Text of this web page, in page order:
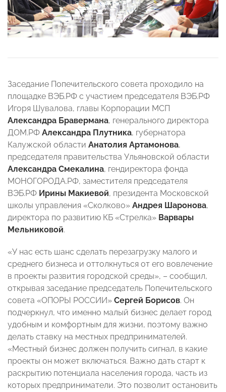
Заседание Попечительского совета проходило на
площадке ВЭБ.РФ с участием председателя ВЭБ.РФ
Игоря Шувалова, главы Корпорации МСП
Александра Бравермана, генерального директора
ДОМ.РФ Александра Плутника, губернатора
Калужской области Анатолия Артамонова,
председателя правительства Ульяновской области
Александра Смекалина, гендиректора фонда
МОНОГОРОДА.РФ, заместителя председателя
ВЭБ.РФ Ирины Макиевой, президента Московской
школы управления «Сколково» Андрея Шаронова,
директора по развитию КБ «Стрелка» Варвары
Мельниковой.
«У нас есть шанс сделать перезагрузку малого и
среднего бизнеса и оттолкнуться от его вовлечение
в проекты развития городской среды», – сообщил,
открывая заседание председатель Попечительского
совета «ОПОРЫ РОССИИ» Сергей Борисов. Он
подчеркнул, что именно малый бизнес делает город
удобным и комфортным для жизни, поэтому важно
делать ставку на местных предпринимателей.
«Местный бизнес должен получить сигнал, в какие
проекты он может включаться. Важно дать старт к
раскрытию потенциала населения города, часть из
которых предприниматели. Это позволит остановить